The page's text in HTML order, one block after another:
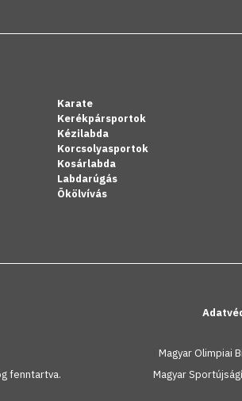
Karate
Kerékpársportok
Kézilabda
Korcsolyasportok
Kosárlabda
Labdarúgás
Ökölvívás
fenntartva.
Magyar Olimpiai
Magyar